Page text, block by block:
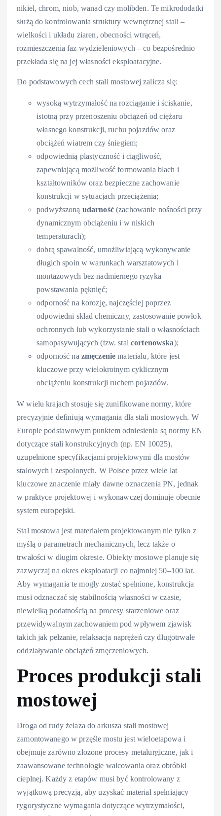
nikiel, chrom, niob, wanad czy molibden. Te mikrododatki
służą do kontrolowania struktury wewnętrznej stali –
wielkości i układu ziaren, obecności wtrąceń,
rozmieszczenia faz wydzieleniowych – co bezpośrednio
przekłada się na jej własności eksploatacyjne.
Do podstawowych cech stali mostowej zalicza się:
wysoką wytrzymałość na rozciąganie i ściskanie,
istotną przy przenoszeniu obciążeń od ciężaru
własnego konstrukcji, ruchu pojazdów oraz
obciążeń wiatrem czy śniegiem;
odpowiednią plastyczność i ciągliwość,
zapewniającą możliwość formowania blach i
kształtowników oraz bezpieczne zachowanie
konstrukcji w sytuacjach przeciążenia;
podwyższoną udarność(zachowanie nośności przy
dynamicznym obciążeniu i w niskich
temperaturach);
dobrą spawalność, umożliwiającą wykonywanie
długich spoin w warunkach warsztatowych i
montażowych bez nadmiernego ryzyka
powstawania pęknięć;
odporność na korozję, najczęściej poprzez
odpowiedni skład chemiczny, zastosowanie powłok
ochronnych lub wykorzystanie stali o własnościach
samopasywujących (tzw. stalcortenowska);
odporność na zmęczenie materiału, które jest
kluczowe przy wielokrotnym cyklicznym
obciążeniu konstrukcji ruchem pojazdów.
W wielu krajach stosuje się zunifikowane normy, które
precyzyjnie definiują wymagania dla stali mostowych. W
Europie podstawowym punktem odniesienia są normy EN
dotyczące stali konstrukcyjnych (np. EN 10025),
uzupełnione specyfikacjami projektowymi dla mostów
stalowych i zespolonych. W Polsce przez wiele lat
kluczowe znaczenie miały dawne oznaczenia PN, jednak
w praktyce projektowej i wykonawczej dominuje obecnie
system europejski.
Stal mostowa jest materiałem projektowanym nie tylko z
myślą o parametrach mechanicznych, lecz także o
trwałości w długim okresie. Obiekty mostowe planuje się
zazwyczaj na okres eksploatacji co najmniej 50–100 lat.
Aby wymagania te mogły zostać spełnione, konstrukcja
musi odznaczać się stabilnością własności w czasie,
niewielką podatnością na procesy starzeniowe oraz
przewidywalnym zachowaniem pod wpływem zjawisk
takich jak pełzanie, relaksacja naprężeń czy długotrwałe
oddziaływanie obciążeń zmęczeniowych.
Proces produkcji stali
mostowej
Droga od rudy żelaza do arkusza stali mostowej
zamontowanego w przęśle mostu jest wieloetapowa i
obejmuje zarówno złożone procesy metalurgiczne, jak i
zaawansowane technologie walcowania oraz obróbki
cieplnej. Każdy z etapów musi być kontrolowany z
wyjątkową precyzją, aby uzyskać materiał spełniający
rygorystyczne wymagania dotyczące wytrzymałości,